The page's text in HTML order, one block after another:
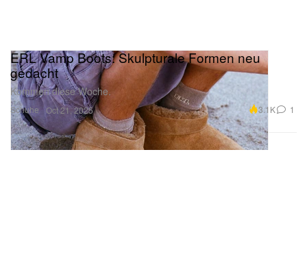
Schuhe
ERL Vamp Boots: Skulpturale Formen neu
gedacht
Kommen diese Woche.
Oct 21, 2025 3.1K 1